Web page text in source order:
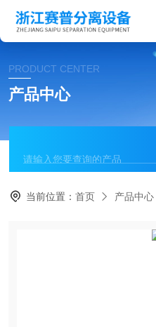
PRODUCT CENTER
产品中心
当前位置：首页 产品中心